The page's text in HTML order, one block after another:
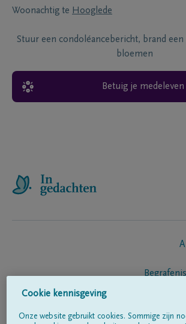
Woonachtig te Hooglede
Stuur een condoléancebericht, brand een
bloemen
Betuig je medeleven
Cookie kennisgeving
Onze website gebruikt cookies. Sommige zijn